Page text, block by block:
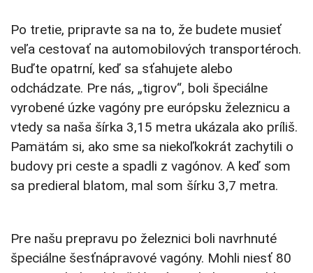
Po tretie, pripravte sa na to, že budete musieť
veľa cestovať na automobilových transportéroch.
Buďte opatrní, keď sa sťahujete alebo
odchádzate. Pre nás, „tigrov“, boli špeciálne
vyrobené úzke vagóny pre európsku železnicu a
vtedy sa naša šírka 3,15 metra ukázala ako príliš.
Pamätám si, ako sme sa niekoľkokrát zachytili o
budovy pri ceste a spadli z vagónov. A keď som
sa predieral blatom, mal som šírku 3,7 metra.
Pre našu prepravu po železnici boli navrhnuté
špeciálne šesťnápravové vagóny. Mohli niesť 80